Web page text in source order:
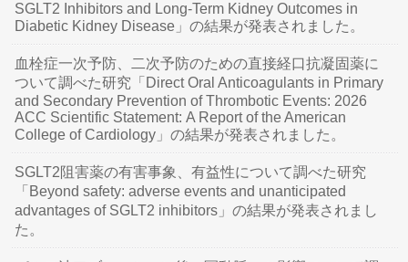
SGLT2 Inhibitors and Long-Term Kidney Outcomes in
Diabetic Kidney Disease」の結果が発表されました。
血栓症一次予防、二次予防のための直接経口抗凝固薬に
ついて調べた研究「Direct Oral Anticoagulants in Primary
and Secondary Prevention of Thrombotic Events: 2026
ACC Scientific Statement: A Report of the American
College of Cardiology」の結果が発表されました。
SGLT2阻害薬の有害事象、有益性について調べた研究
「Beyond safety: adverse events and unanticipated
advantages of SGLT2 inhibitors」の結果が発表されまし
た。